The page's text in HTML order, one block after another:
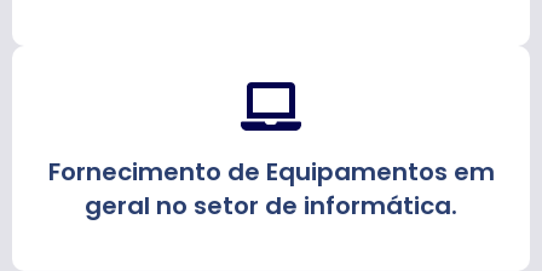
Fornecimento de Equipamentos em
geral no setor de informática.